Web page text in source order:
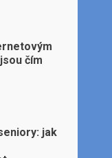
čím
jak